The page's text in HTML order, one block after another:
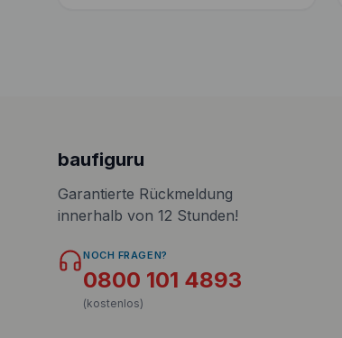
baufiguru
Garantierte Rückmeldung
innerhalb von 12 Stunden!
NOCH FRAGEN?
0800 101 4893
(kostenlos)